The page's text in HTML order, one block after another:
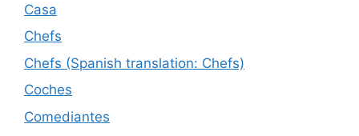
Casa
Chefs
Chefs (Spanish translation: Chefs)
Coches
Comediantes